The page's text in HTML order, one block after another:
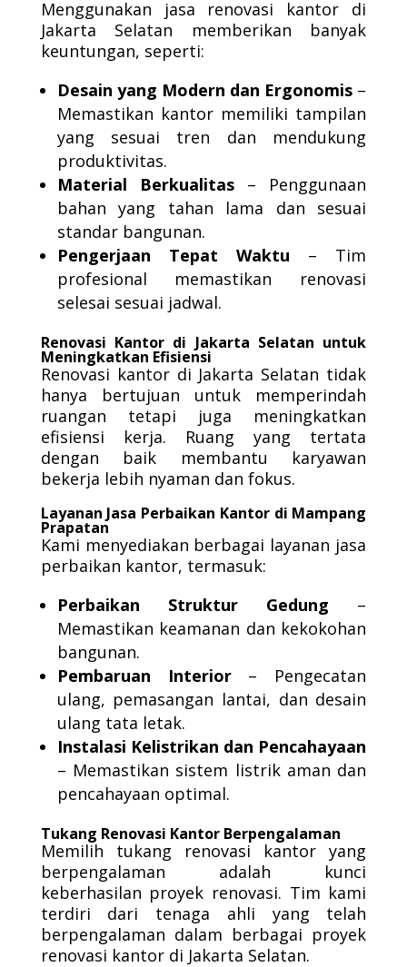
Menggunakan jasa renovasi kantor di
Jakarta Selatan memberikan banyak
keuntungan, seperti:
Desain yang Modern dan Ergonomis –
Memastikan kantor memiliki tampilan
yang sesuai tren dan mendukung
produktivitas.
Material Berkualitas– Penggunaan
bahan yang tahan lama dan sesuai
standar bangunan.
Pengerjaan Tepat Waktu – Tim
profesional memastikan renovasi
selesai sesuai jadwal.
Renovasi Kantor di Jakarta Selatan untuk
Meningkatkan Efisiensi
Renovasi kantor di Jakarta Selatan tidak
hanya bertujuan untuk memperindah
ruangan tetapi juga meningkatkan
efisiensi kerja. Ruang yang tertata
dengan baik membantu karyawan
bekerja lebih nyaman dan fokus.
Layanan Jasa Perbaikan Kantor di Mampang
Prapatan
Kami menyediakan berbagai layanan jasa
perbaikan kantor, termasuk:
Perbaikan Struktur Gedung –
Memastikan keamanan dan kekokohan
bangunan.
Pembaruan Interior– Pengecatan
ulang, pemasangan lantai, dan desain
ulang tata letak.
Instalasi Kelistrikan dan Pencahayaan
– Memastikan sistem listrik aman dan
pencahayaan optimal.
Tukang Renovasi Kantor Berpengalaman
Memilih tukang renovasi kantor yang
berpengalaman adalah kunci
keberhasilan proyek renovasi. Tim kami
terdiri dari tenaga ahli yang telah
berpengalaman dalam berbagai proyek
renovasi kantor di Jakarta Selatan.